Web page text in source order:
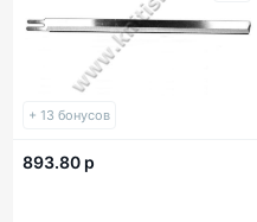
+ 13 бонусов
893.80 р